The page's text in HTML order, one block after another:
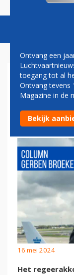
EUROPA
16 mei 2024
Het
Ontvang een
toegang tot al
Ontvang tevens
Magazine in de
Bekijk